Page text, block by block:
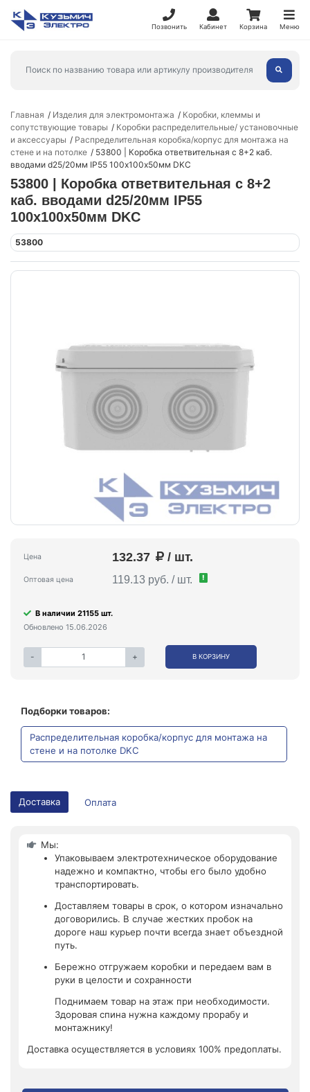
Позвонить Кабинет Корзина Меню
Главная Изделия для электромонтажа
Коробки, клеммы и
сопутствующие товары
Коробки распределительные/ установочные
и аксессуары
Распределительная коробка/корпус для монтажа на
стене и на потолке
53800 | Коробка ответвительная с 8+2 каб.
вводами d25/20мм IP55 100х100х50мм DKC
53800 | Коробка ответвительная с 8+2
каб. вводами d25/20мм IP55
100х100х50мм DKC
53800
Цена 132.37 / шт.
Оптовая цена 119.13 руб. / шт. !
В наличии 21155 шт.
Обновлено 15.06.2026
- + В КОРЗИНУ
Подборки товаров:
Распределительная коробка/корпус для монтажа на
стене и на потолке DKC
Доставка Оплата
Мы:
Упаковываем электротехническое оборудование
надежно и компактно, чтобы его было удобно
транспортировать.
Доставляем товары в срок, о котором изначально
договорились. В случае жестких пробок на
дороге наш курьер почти всегда знает объездной
путь.
Бережно отгружаем коробки и передаем вам в
руки в целости и сохранности
Поднимаем товар на этаж при необходимости.
Здоровая спина нужна каждому прорабу и
монтажнику!
Доставка осуществляется в условиях 100% предоплаты.